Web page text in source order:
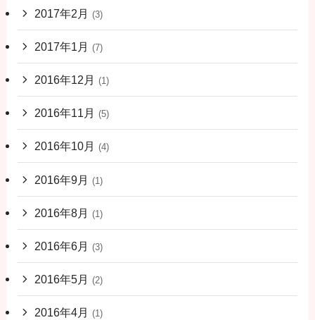
2017年2月 (3)
2017年1月 (7)
2016年12月 (1)
2016年11月 (5)
2016年10月 (4)
2016年9月 (1)
2016年8月 (1)
2016年6月 (3)
2016年5月 (2)
2016年4月 (1)